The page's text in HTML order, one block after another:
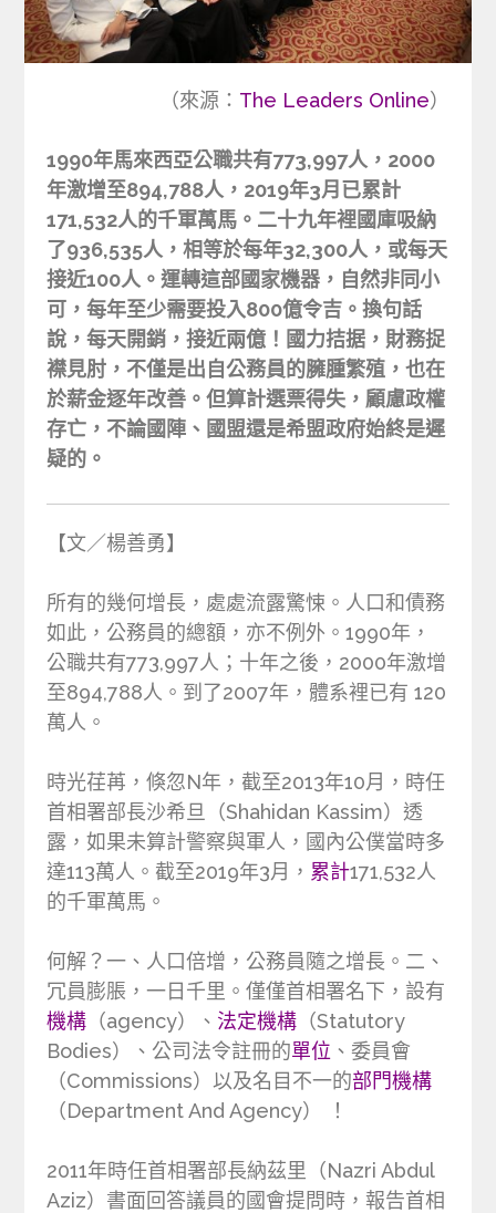
（來源： The Leaders Online）
1990年馬來西亞公職共有773,997人，2000
年激增至894,788人，2019年3月已累計
171,532人的千軍萬馬。二十九年裡國庫吸納
了936,535人，相等於每年32,300人，或每天
接近100人。運轉這部國家機器，自然非同小
可，每年至少需要投入800億令吉。換句話
說，每天開銷，接近兩億！國力拮据，財務捉
襟見肘，不僅是出自公務員的臃腫繁殖，也在
於薪金逐年改善。但算計選票得失，顧慮政權
存亡，不論國陣、國盟還是希盟政府始終是遲
疑的。
【文／楊善勇】
所有的幾何增長，處處流露驚悚。人口和債務
如此，公務員的總額，亦不例外。1990年，
公職共有773,997人；十年之後，2000年激增
至894,788人。到了2007年，體系裡已有 120
萬人。
時光荏苒，倏忽N年，截至2013年10月，時任
首相署部長沙希旦（Shahidan Kassim）透
露，如果未算計警察與軍人，國內公僕當時多
達113萬人。截至2019年3月， 累計171,532人
的千軍萬馬。
何解？一、人口倍增，公務員隨之增長。二、
冗員膨脹，一日千里。僅僅首相署名下，設有
機構 （agency）、 法定機構 （Statutory
Bodies）、公司法令註冊的單位 、委員會
（Commissions）以及名目不一的部門機構
（Department And Agency） ！
2011年時任首相署部長納茲里（Nazri Abdul
Aziz）書面回答議員的國會提問時，報告首相